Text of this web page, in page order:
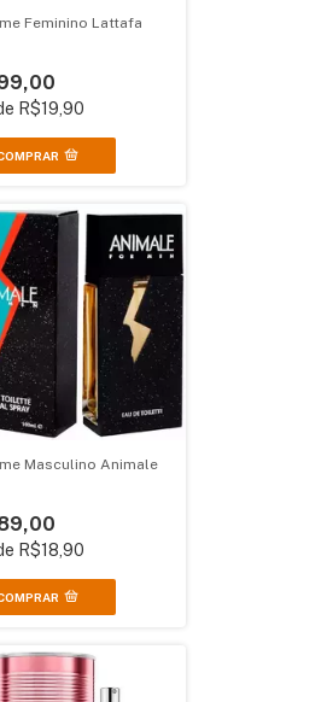
Feminino Lattafa
R$19,90
Masculino Animale
R$18,90